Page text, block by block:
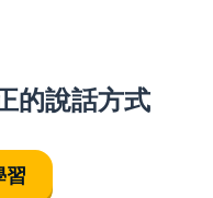
的說話方式
習